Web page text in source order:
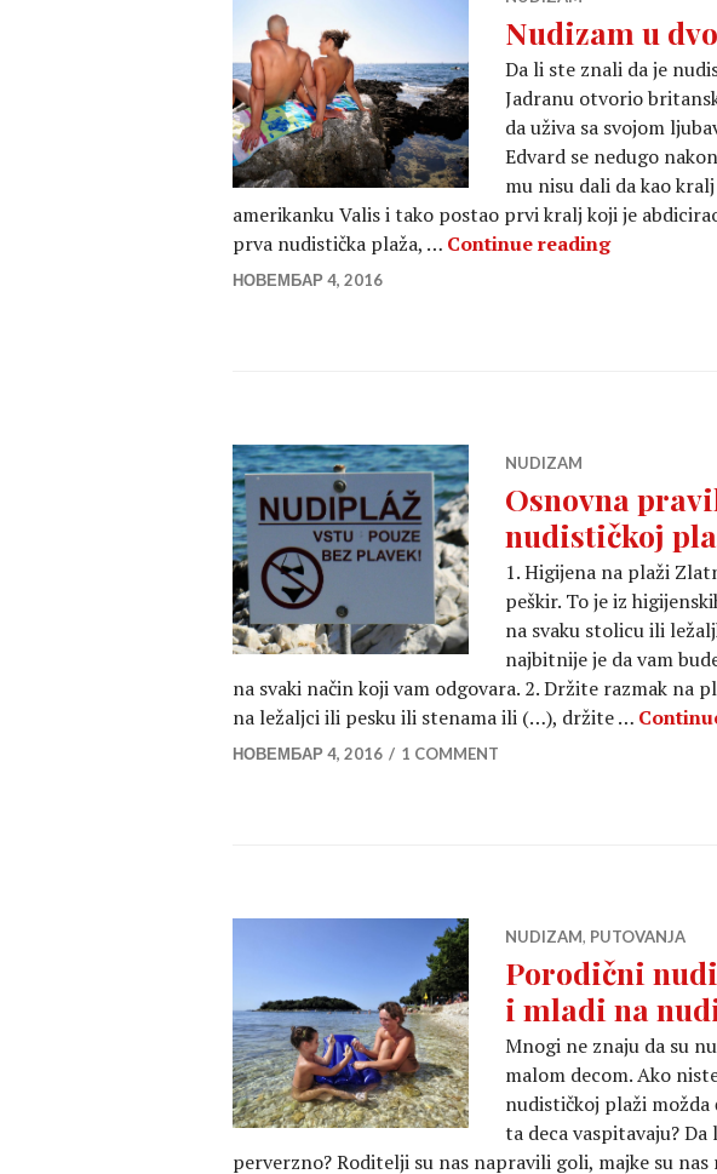
Nudizam u
Da li ste znali da je
Jadranu otvorio
da uživa sa svojom
Edvard se nedugo
mu nisu dali da kao
amerikanku Valis i tako postao prvi kralj koji je
prva nudistička plaža, … Continue readingNudizam u
НОВЕМБАР 4, 2016
NUDIZAM
Osnovna
nudističkoj
1. Higijena na plaži
peškir. To je iz
na svaku stolicu ili
najbitnije je da vam
na svaki način koji vam odgovara. 2. Držite razmak na
na ležaljci ili pesku ili stenama ili (…), držite …
НОВЕМБАР 4, 2016 1 COMMENT
NUDIZAM, PUTOVANJA
Porodični
i mladi na
Mnogi ne znaju da su
malom decom. Ako
nudističkoj plaži možda
ta deca vaspitavaju?
perverzno? Roditelji su nas napravili goli, majke su